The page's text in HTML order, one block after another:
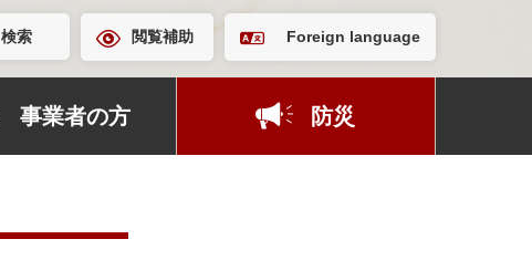
検索 閲覧補助 Foreign language
事業者の方 防災